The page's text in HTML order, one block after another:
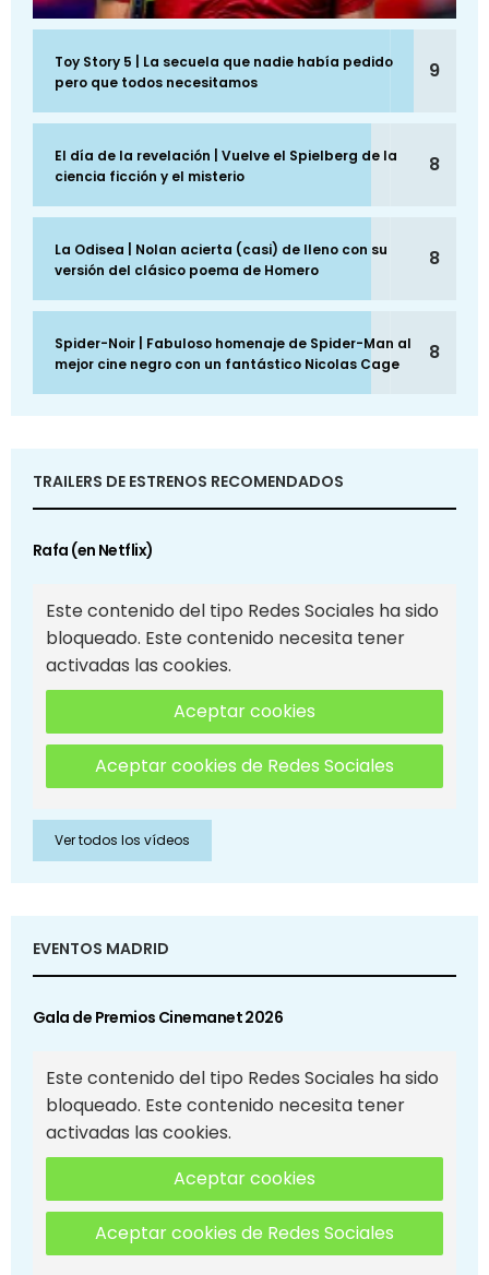
Toy Story 5 | La secuela que nadie había pedido
pero que todos necesitamos
9
El día de la revelación | Vuelve el Spielberg de la
ciencia ficción y el misterio
8
La Odisea | Nolan acierta (casi) de lleno con su
versión del clásico poema de Homero
8
Spider-Noir | Fabuloso homenaje de Spider-Man al
mejor cine negro con un fantástico Nicolas Cage
8
TRAILERS DE ESTRENOS RECOMENDADOS
Rafa (en Netflix)
Este contenido del tipo Redes Sociales ha sido
bloqueado. Este contenido necesita tener
activadas las cookies.
Aceptar cookies
Aceptar cookies de Redes Sociales
Ver todos los vídeos
EVENTOS MADRID
Gala de Premios Cinemanet 2026
Este contenido del tipo Redes Sociales ha sido
bloqueado. Este contenido necesita tener
activadas las cookies.
Aceptar cookies
Aceptar cookies de Redes Sociales